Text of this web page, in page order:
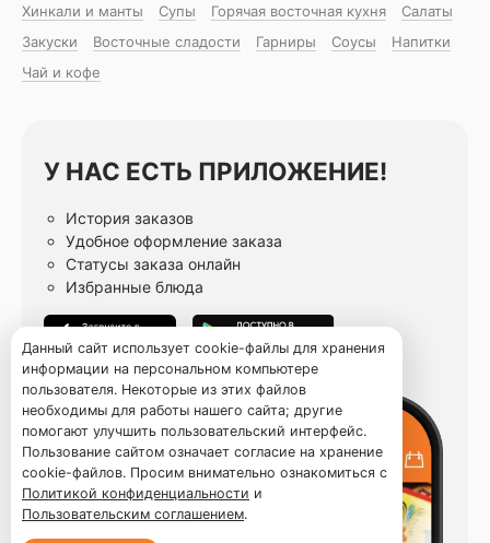
Хинкали и манты
Супы Горячая восточная куxня
Салаты
Закуски
Восточные сладости Гарниры Соусы
Напитки
Чай и кофе
У НАС ЕСТЬ ПРИЛОЖЕНИЕ!
История заказов
Удобное оформление заказа
Статусы заказа онлайн
Избранные блюда
Данный сайт использует cookie-файлы для хранения
информации на персональном компьютере
пользователя. Некоторые из этих файлов
необходимы для работы нашего сайта; другие
помогают улучшить пользовательский интерфейс.
Пользование сайтом означает согласие на хранение
cookie-файлов. Просим внимательно ознакомиться с
Политикой конфиденциальности и
Пользовательским соглашением.